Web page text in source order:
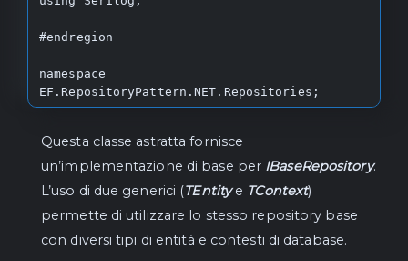
    /// <param name="entity">The entity to
    /// <param name="cancellationToken">The
cancellation token.</param>
    Task AddAsync(TEntity entity,
default);
    /// Adds a range of entities
synchronously.
Questa classe astratta fornisce
un’implementazione di base per IBaseRepository.
L’uso di due generici (TEntitye TContext)
permette di utilizzare lo stesso repository base
con diversi tipi di entità e contesti di database.